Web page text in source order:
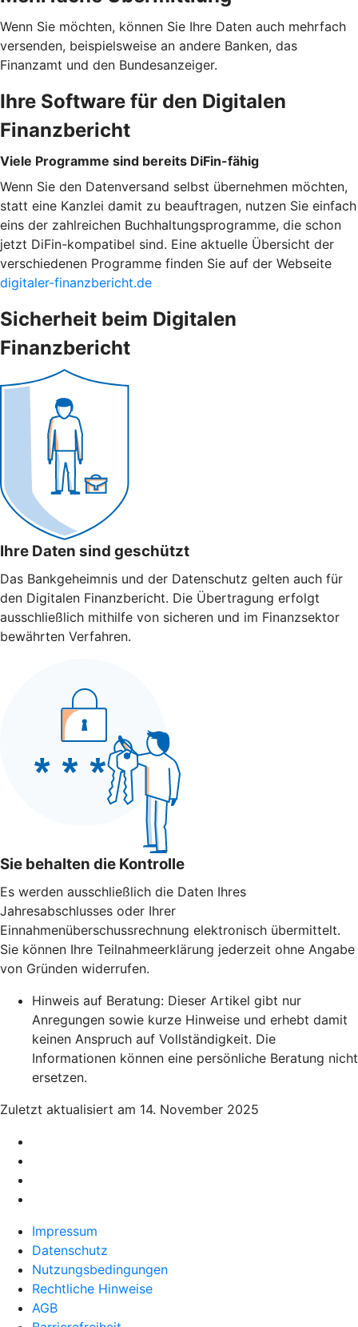
Wenn Sie möchten, können Sie Ihre Daten auch mehrfach
versenden, beispielsweise an andere Banken, das
Finanzamt und den Bundesanzeiger.
Ihre Software für den Digitalen
Finanzbericht
Viele Programme sind bereits DiFin-fähig
Wenn Sie den Datenversand selbst übernehmen möchten,
statt eine Kanzlei damit zu beauftragen, nutzen Sie einfach
eins der zahlreichen Buchhaltungsprogramme, die schon
jetzt DiFin-kompatibel sind. Eine aktuelle Übersicht der
verschiedenen Programme finden Sie auf der Webseite
digitaler-finanzbericht.de
Sicherheit beim Digitalen
Finanzbericht
Ihre Daten sind geschützt
Das Bankgeheimnis und der Datenschutz gelten auch für
den Digitalen Finanzbericht. Die Übertragung erfolgt
ausschließlich mithilfe von sicheren und im Finanzsektor
bewährten Verfahren.
Sie behalten die Kontrolle
Es werden ausschließlich die Daten Ihres
Jahresabschlusses oder Ihrer
Einnahmenüberschussrechnung elektronisch übermittelt.
Sie können Ihre Teilnahmeerklärung jederzeit ohne Angabe
von Gründen widerrufen.
Hinweis auf Beratung: Dieser Artikel gibt nur
Anregungen sowie kurze Hinweise und erhebt damit
keinen Anspruch auf Vollständigkeit. Die
Informationen können eine persönliche Beratung nicht
ersetzen.
Zuletzt aktualisiert am 14. November 2025
Impressum
Datenschutz
Nutzungsbedingungen
Rechtliche Hinweise
AGB